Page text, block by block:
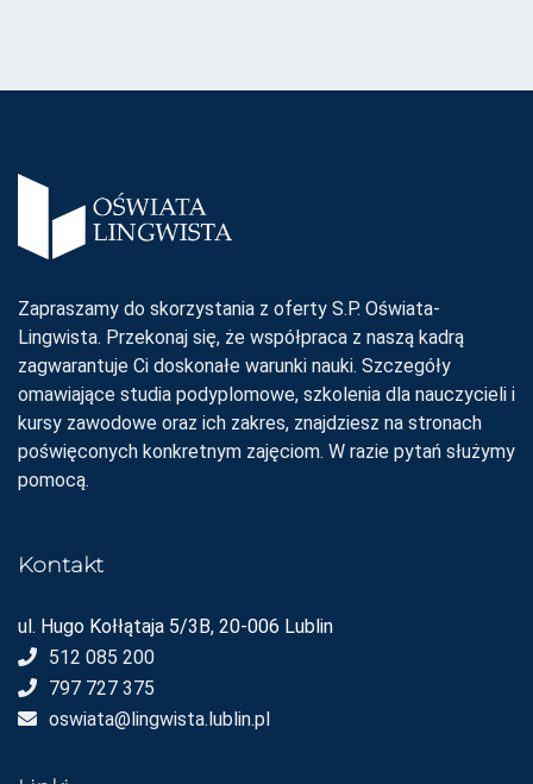
Zapraszamy do skorzystania z oferty S.P. Oświata-
Lingwista. Przekonaj się, że współpraca z naszą kadrą
zagwarantuje Ci doskonałe warunki nauki. Szczegóły
omawiające studia podyplomowe, szkolenia dla nauczycieli i
kursy zawodowe oraz ich zakres, znajdziesz na stronach
poświęconych konkretnym zajęciom. W razie pytań służymy
pomocą.
Kontakt
ul. Hugo Kołłątaja 5/3B, 20-006 Lublin
512 085 200
797 727 375
oswiata@lingwista.lublin.pl